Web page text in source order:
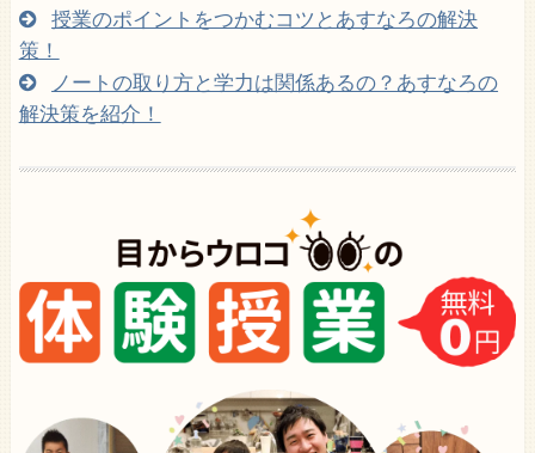
授業のポイントをつかむコツとあすなろの解決
策！
ノートの取り方と学力は関係あるの？あすなろの
解決策を紹介！